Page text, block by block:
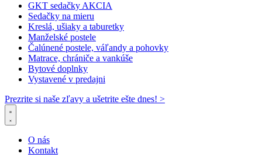
GKT sedačky AKCIA
Sedačky na mieru
Kreslá, ušiaky a taburetky
Manželské postele
Čalúnené postele, váľandy a pohovky
Matrace, chrániče a vankúše
Bytové doplnky
Vystavené v predajni
Prezrite si naše zľavy a ušetrite ešte dnes! >​
O nás
Kontakt